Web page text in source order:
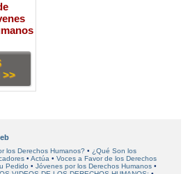
>>
los Derechos Humanos?
¿Qué Son los
Actúa
Voces a Favor de los Derechos
Pedido
Jóvenes por los Derechos Humanos